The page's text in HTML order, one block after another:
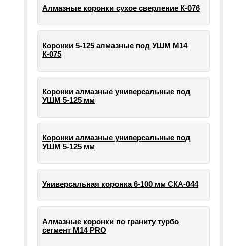
Алмазные коронки сухое сверление К-076
Коронки 5-125 алмазные под УШМ М14
К-075
Коронки алмазные универсальные под
УШМ 5-125 мм
Коронки алмазные универсальные под
УШМ 5-125 мм
Универсальная коронка 6-100 мм СКА-044
Алмазные коронки по граниту турбо
сегмент М14 PRO